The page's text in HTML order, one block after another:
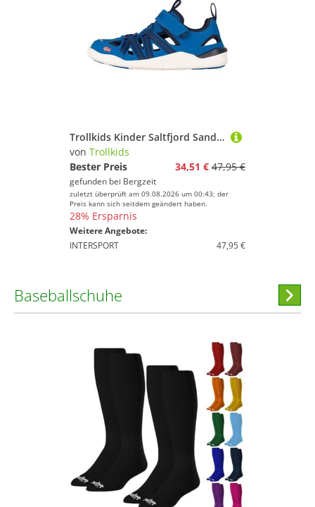
Trollkids Kinder Saltfjord Sandale
von Trollkids
Bester Preis
34,51 € 47,95 €
gefunden bei Bergzeit
zuletzt überprüft am 09.08.2026 um 00:43; der
Preis kann sich seitdem geändert haben.
28% Ersparnis
Weitere Angebote:
INTERSPORT
47,95 €
Baseballschuhe